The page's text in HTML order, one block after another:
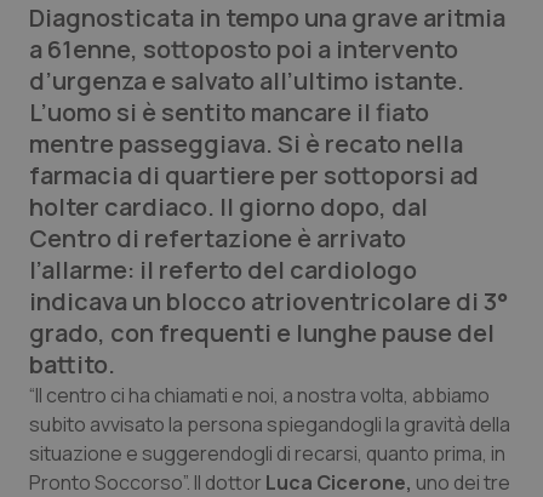
Scienza e Farmaci
Studi e Analisi
Lettere al direttore
Edizioni Regionali
QS Pro
Professionisti Sanitari.AI
Abruzzo
Basilicata
QS Pro Gold
Artrite & artrosi
QS Club Newsletter
Diagnosticata in tempo una grave aritmia
a 61enne, sottoposto poi a intervento
d’urgenza e salvato all’ultimo istante.
L’uomo si è sentito mancare il fiato
mentre passeggiava. Si è recato nella
farmacia di quartiere per sottoporsi ad
holter cardiaco. Il giorno dopo, dal
Centro di refertazione è arrivato
l’allarme: il referto del cardiologo
indicava un blocco atrioventricolare di 3°
grado, con frequenti e lunghe pause del
battito.
“Il centro ci ha chiamati e noi, a nostra volta, abbiamo
subito avvisato la persona spiegandogli la gravità della
situazione e suggerendogli di recarsi, quanto prima, in
Pronto Soccorso”. Il dottor Luca Cicerone, uno dei tre